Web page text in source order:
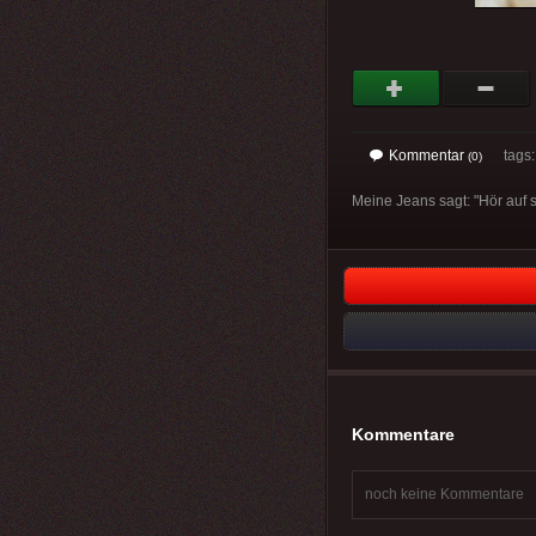
Kommentar (0) tags:
Meine Jeans sagt: "Hör auf
Kommentare
noch keine Kommentare